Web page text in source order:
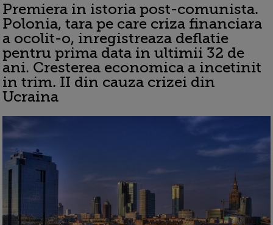
Premiera in istoria post-comunista.
Polonia, tara pe care criza financiara
a ocolit-o, inregistreaza deflatie
pentru prima data in ultimii 32 de
ani. Cresterea economica a incetinit
in trim. II din cauza crizei din
Ucraina